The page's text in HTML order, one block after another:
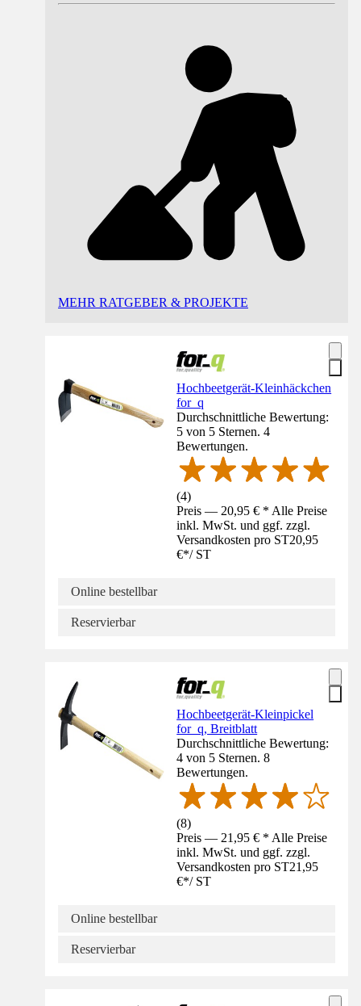
MEHR RATGEBER & PROJEKTE
Hochbeetgerät-Kleinhäckchen
for_q
Durchschnittliche Bewertung:
5 von 5 Sternen. 4
Bewertungen.
(4)
Preis — 20,95 € * Alle Preise
inkl. MwSt. und ggf. zzgl.
Versandkosten pro ST20,95
€*/ ST
Online bestellbar
Reservierbar
Hochbeetgerät-Kleinpickel
for_q, Breitblatt
Durchschnittliche Bewertung:
4 von 5 Sternen. 8
Bewertungen.
(8)
Preis — 21,95 € * Alle Preise
inkl. MwSt. und ggf. zzgl.
Versandkosten pro ST21,95
€*/ ST
Online bestellbar
Reservierbar